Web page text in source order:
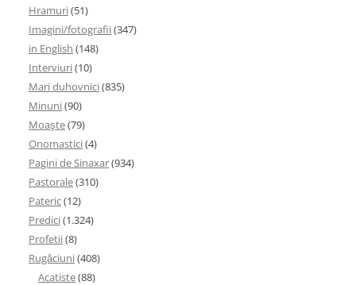
Hramuri(51)
Imagini/fotografii(347)
in English (148)
Interviuri(10)
Mari duhovnici(835)
Minuni(90)
Moaşte(79)
Onomastici(4)
Pagini de Sinaxar(934)
Pastorale(310)
Pateric(12)
Predici(1.324)
Profetii(8)
Rugăciuni(408)
Acatiste(88)